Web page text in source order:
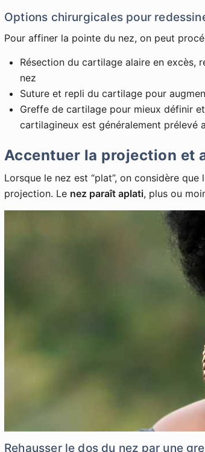
Options chirurgicales pour
Pour affiner la pointe du nez, on peut
Résection du cartilage alaire en excès,
nez
Suture et repli du cartilage pour
Greffe de cartilage pour mieux définir
cartilagineux est généralement prélevé
Accentuer la projection et
Lorsque le nez est “plat”, on considère
projection. Le nez paraît aplati, plus ou
Rehausser le dos du nez par une